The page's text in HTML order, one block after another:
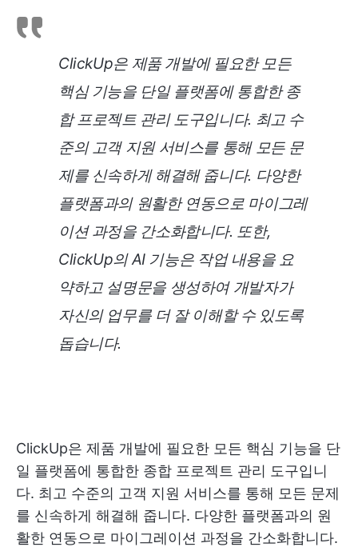
ClickUp은 제품 개발에 필요한 모든
핵심 기능을 단일 플랫폼에 통합한 종
합 프로젝트 관리 도구입니다. 최고 수
준의 고객 지원 서비스를 통해 모든 문
제를 신속하게 해결해 줍니다. 다양한
플랫폼과의 원활한 연동으로 마이그레
이션 과정을 간소화합니다. 또한,
ClickUp의 AI 기능은 작업 내용을 요
약하고 설명문을 생성하여 개발자가
자신의 업무를 더 잘 이해할 수 있도록
돕습니다.
ClickUp은 제품 개발에 필요한 모든 핵심 기능을 단
일 플랫폼에 통합한 종합 프로젝트 관리 도구입니
다. 최고 수준의 고객 지원 서비스를 통해 모든 문제
를 신속하게 해결해 줍니다. 다양한 플랫폼과의 원
활한 연동으로 마이그레이션 과정을 간소화합니다.